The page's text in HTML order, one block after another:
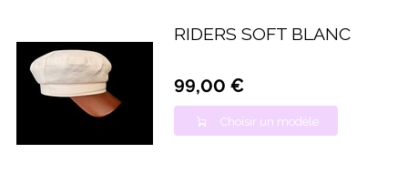
RIDERS SOFT BLANC
99,00 €
Choisir un modèle